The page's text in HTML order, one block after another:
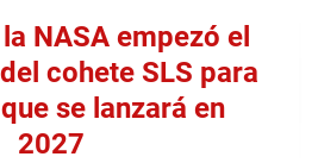
NASA empezó el
cohete SLS para
se lanzará en
2027